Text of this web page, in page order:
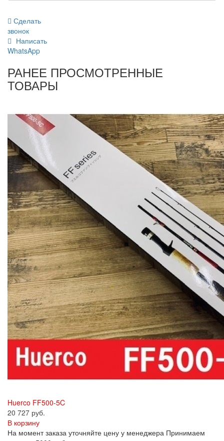
Сделать
звонок
Написать
WhatsApp
РАНЕЕ ПРОСМОТРЕННЫЕ
ТОВАРЫ
Huerco FF500-5C
20 727 руб.
В корзину
На момент заказа уточняйте цену у менеджера Принимаем